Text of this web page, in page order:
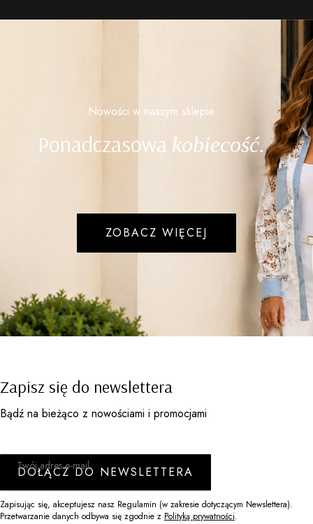
Nowości w naszym sklepie
Ponadczasowa kobiecość.
ZOBACZ WIĘCEJ
Zapisz się do newslettera
Bądź na bieżąco z nowościami i promocjami
Twój adres e-mail
DOŁĄCZ DO NEWSLETTERA
Zapisując się, akceptujesz nasz Regulamin (w zakresie dotyczącym Newslettera).
Przetwarzanie danych odbywa się zgodnie z Polityką prywatności.